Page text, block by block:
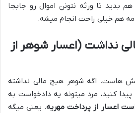
بدید تا ورثه نتونن اموال رو جابجا
هم خیلی راحت انجام میشه.
نداشت (اعسار شوهر از
هاست. اگه شوهر هیچ مالی نداشته
کنید، مرد میتونه یه دادخواست به
اعسار از پرداخت مهریه. یعنی میگه